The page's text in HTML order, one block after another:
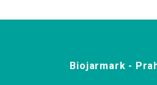
Biojarmark -